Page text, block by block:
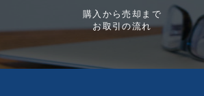
購入から売却まで
お取引の流れ